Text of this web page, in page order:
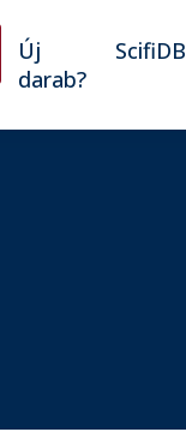
Új
darab?
ScifiDB